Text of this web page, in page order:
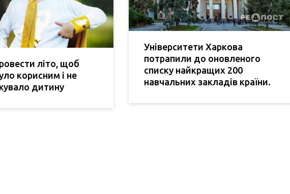
літо, щоб
корисним і не
дитину
Університети Харкова
потрапили до оновленого
списку найкращих 200
навчальних закладів країни.